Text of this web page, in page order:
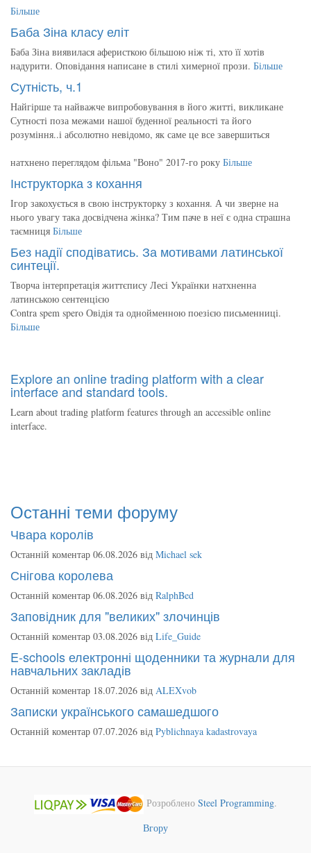
Більше
Баба Зіна класу еліт
Баба Зіна виявилася аферисткою більшою ніж ті, хто її хотів
надурити. Оповідання написане в стилі химерної прози. Більше
Сутність, ч.1
Найгірше та найважче випробовування в його житті, викликане
Сутності поза межами нашої буденної реальності та його
розуміння..і абсолютно невідомо, як саме це все завершиться
натхнено переглядом фільма "Воно" 2017-го року Більше
Інструкторка з кохання
Ігор закохується в свою інструкторку з кохання. А чи зверне на
нього увагу така досвідчена жінка? Тим паче в неї є одна страшна
таємниця Більше
Без надії сподіватись. За мотивами латинської
синтеції.
Творча інтерпретація життєпису Лесі Українки натхненна
латинською сентенцією
Contra spem spero Овідія та однойменною поезією письменниці.
Більше
Explore an online trading platform with a clear
interface and standard tools.
Learn about trading platform features through an accessible online
interface.
Останні теми форуму
Чвара королів
Останній коментар 06.08.2026 від Michael sek
Снігова королева
Останній коментар 06.08.2026 від RalphBed
Заповідник для "великих" злочинців
Останній коментар 03.08.2026 від Life_Guide
E-schools електронні щоденники та журнали для
навчальних закладів
Останній коментар 18.07.2026 від ALEXvob
Записки українського самашедшого
Останній коментар 07.07.2026 від Pyblichnaya kadastrovaya
Розроблено Steel Programming.
Вгору